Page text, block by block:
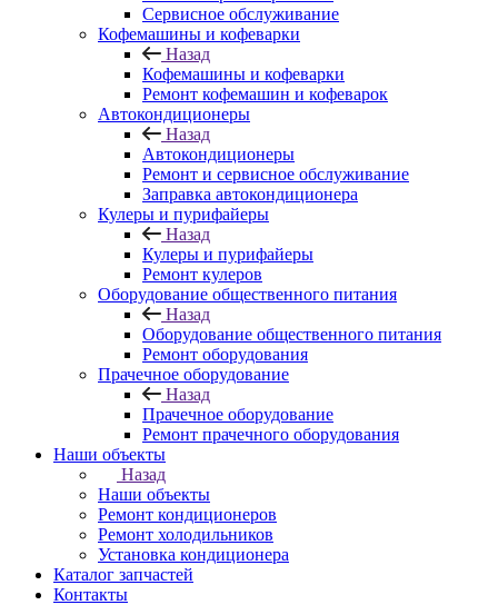
Сервисное обслуживание
Кофемашины и кофеварки
Назад
Кофемашины и кофеварки
Ремонт кофемашин и кофеварок
Автокондиционеры
Назад
Автокондиционеры
Ремонт и сервисное обслуживание
Заправка автокондиционера
Кулеры и пурифайеры
Назад
Кулеры и пурифайеры
Ремонт кулеров
Оборудование общественного питания
Назад
Оборудование общественного питания
Ремонт оборудования
Прачечное оборудование
Назад
Прачечное оборудование
Ремонт прачечного оборудования
Наши объекты
Назад
Наши объекты
Ремонт кондиционеров
Ремонт холодильников
Установка кондиционера
Каталог запчастей
Контакты